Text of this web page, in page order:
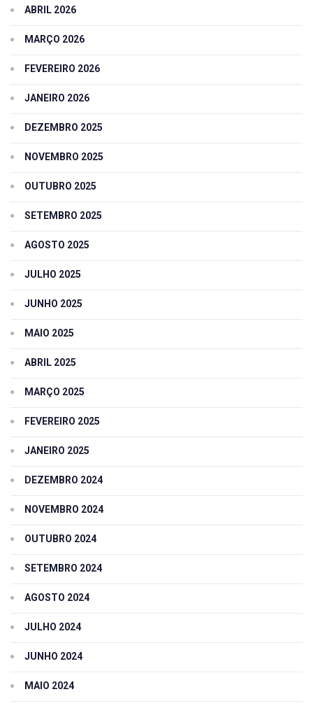
ABRIL 2026
MARÇO 2026
FEVEREIRO 2026
JANEIRO 2026
DEZEMBRO 2025
NOVEMBRO 2025
OUTUBRO 2025
SETEMBRO 2025
AGOSTO 2025
JULHO 2025
JUNHO 2025
MAIO 2025
ABRIL 2025
MARÇO 2025
FEVEREIRO 2025
JANEIRO 2025
DEZEMBRO 2024
NOVEMBRO 2024
OUTUBRO 2024
SETEMBRO 2024
AGOSTO 2024
JULHO 2024
JUNHO 2024
MAIO 2024